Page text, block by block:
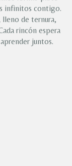
infinitos contigo.
lleno de ternura,
rincón espera
juntos.